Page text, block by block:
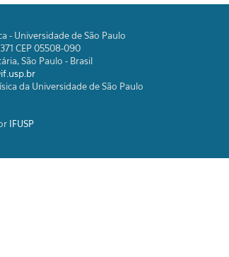
- Universidade de São Paulo
CEP 05508-090
São Paulo - Brasil
da Universidade de São Paulo
IFUSP